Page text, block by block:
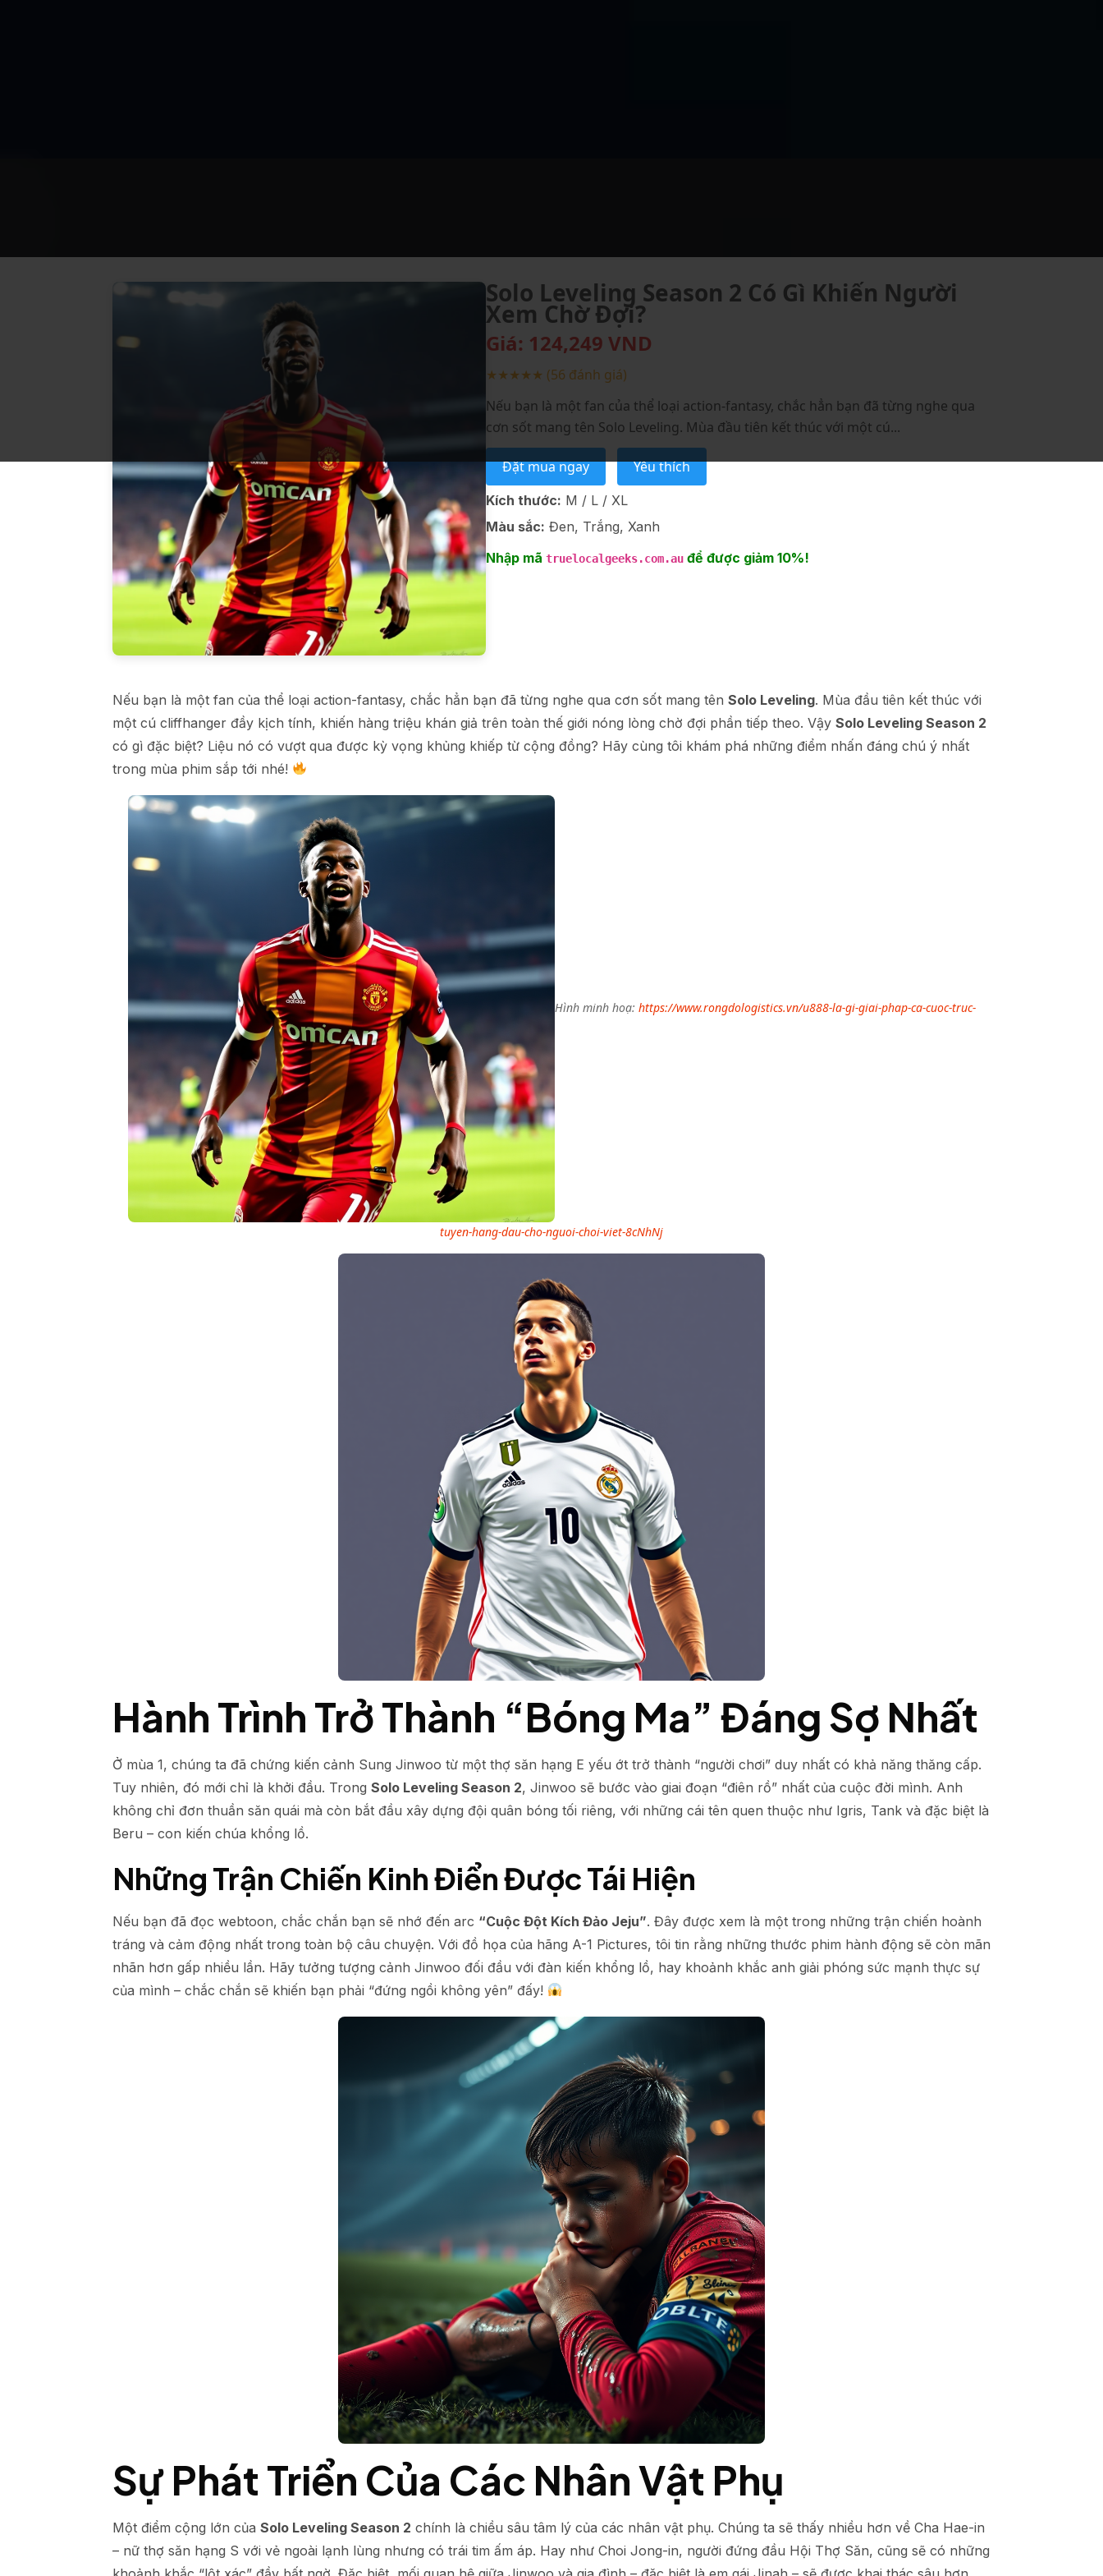
Solo Leveling Season 2 Có Gì Khiến Người
Xem Chờ Đợi?
Giá: 124,249 VND
★★★★★ (56 đánh giá)
Nếu bạn là một fan của thể loại action-fantasy, chắc hẳn bạn đã từng nghe qua
cơn sốt mang tên Solo Leveling. Mùa đầu tiên kết thúc với một cú...
Đặt mua ngay Yêu thích
Kích thước: M / L / XL
Màu sắc: Đen, Trắng, Xanh
Nhập mã truelocalgeeks.com.auđể được giảm 10%!
Nếu bạn là một fan của thể loại action-fantasy, chắc hẳn bạn đã từng nghe qua cơn sốt mang tên Solo Leveling. Mùa đầu tiên kết thúc với
một cú cliffhanger đầy kịch tính, khiến hàng triệu khán giả trên toàn thế giới nóng lòng chờ đợi phần tiếp theo. Vậy Solo Leveling Season 2
có gì đặc biệt? Liệu nó có vượt qua được kỳ vọng khủng khiếp từ cộng đồng? Hãy cùng tôi khám phá những điểm nhấn đáng chú ý nhất
trong mùa phim sắp tới nhé!
Hình minh hoạ: https://www.rongdologistics.vn/u888-la-gi-giai-phap-ca-cuoc-truc-
tuyen-hang-dau-cho-nguoi-choi-viet-8cNhNj
Hành Trình Trở Thành “Bóng Ma” Đáng Sợ Nhất
Ở mùa 1, chúng ta đã chứng kiến cảnh Sung Jinwoo từ một thợ săn hạng E yếu ớt trở thành “người chơi” duy nhất có khả năng thăng cấp.
Tuy nhiên, đó mới chỉ là khởi đầu. Trong Solo Leveling Season 2, Jinwoo sẽ bước vào giai đoạn “điên rồ” nhất của cuộc đời mình. Anh
không chỉ đơn thuần săn quái mà còn bắt đầu xây dựng đội quân bóng tối riêng, với những cái tên quen thuộc như Igris, Tank và đặc biệt là
Beru – con kiến chúa khổng lồ.
Những Trận Chiến Kinh Điển Được Tái Hiện
Nếu bạn đã đọc webtoon, chắc chắn bạn sẽ nhớ đến arc “Cuộc Đột Kích Đảo Jeju”. Đây được xem là một trong những trận chiến hoành
tráng và cảm động nhất trong toàn bộ câu chuyện. Với đồ họa của hãng A-1 Pictures, tôi tin rằng những thước phim hành động sẽ còn mãn
nhãn hơn gấp nhiều lần. Hãy tưởng tượng cảnh Jinwoo đối đầu với đàn kiến khổng lồ, hay khoảnh khắc anh giải phóng sức mạnh thực sự
của mình – chắc chắn sẽ khiến bạn phải “đứng ngồi không yên” đấy!
Sự Phát Triển Của Các Nhân Vật Phụ
Một điểm cộng lớn của Solo Leveling Season 2 chính là chiều sâu tâm lý của các nhân vật phụ. Chúng ta sẽ thấy nhiều hơn về Cha Hae-in
– nữ thợ săn hạng S với vẻ ngoài lạnh lùng nhưng có trái tim ấm áp. Hay như Choi Jong-in, người đứng đầu Hội Thợ Săn, cũng sẽ có những